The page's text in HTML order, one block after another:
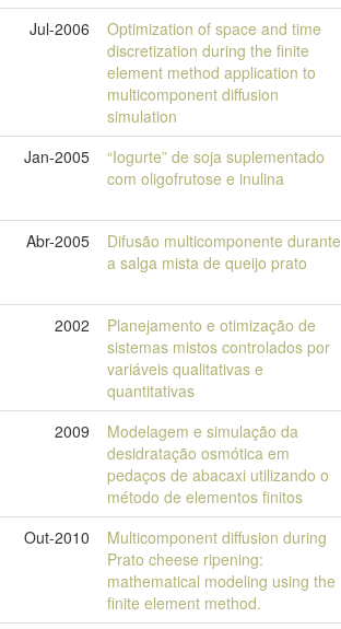
Jul-2006
Optimization of space and time
discretization during the finite
element method application to
multicomponent diffusion
simulation
Jan-2005
“Iogurte” de soja suplementado
com oligofrutose e inulina
Abr-2005
Difusão multicomponente durante
a salga mista de queijo prato
2002
Planejamento e otimização de
sistemas mistos controlados por
variáveis qualitativas e
quantitativas
2009
Modelagem e simulação da
desidratação osmótica em
pedaços de abacaxi utilizando o
método de elementos finitos
Out-2010
Multicomponent diffusion during
Prato cheese ripening:
mathematical modeling using the
finite element method.